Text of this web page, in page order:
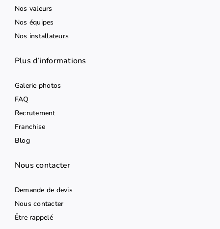
Nos valeurs
Nos équipes
Nos installateurs
Plus d’informations
Galerie photos
FAQ
Recrutement
Franchise
Blog
Nous contacter
Demande de devis
Nous contacter
Être rappelé